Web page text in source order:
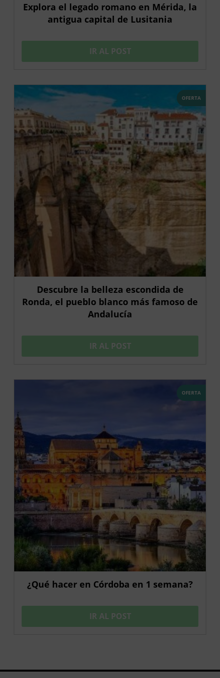
Explora el legado romano en Mérida, la
antigua capital de Lusitania
IR AL POST
OFERTA
Descubre la belleza escondida de
Ronda, el pueblo blanco más famoso de
Andalucía
IR AL POST
OFERTA
¿Qué hacer en Córdoba en 1 semana?
IR AL POST